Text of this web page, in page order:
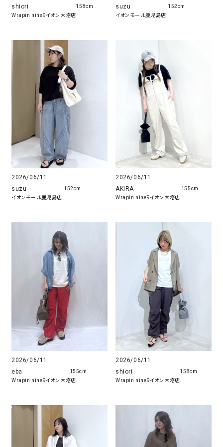
shiori
Wrapin nine9イオン大塔店
158cm
suzu
イオンモール鹿児島店
152cm
2026/06/11
suzu
イオンモール鹿児島店
152cm
2026/06/11
AKIRA
Wrapin nine9イオン大塔店
155cm
2026/06/11
eba
Wrapin nine9イオン大塔店
155cm
2026/06/11
shiori
Wrapin nine9イオン大塔店
158cm